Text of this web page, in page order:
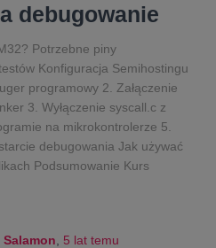
debugowanie
Potrzebne piny
Konfiguracja Semihostingu
programowy 2. Załączenie
3. Wyłączenie syscall.c z
na mikrokontrolerze 5.
debugowania Jak używać
Podsumowanie Kurs
Salamon 5 lat temu